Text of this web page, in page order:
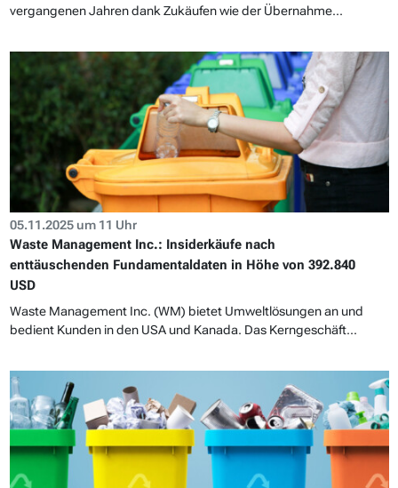
vergangenen Jahren dank Zukäufen wie der Übernahme...
05.11.2025 um 11 Uhr
Waste Management Inc.: Insiderkäufe nach
enttäuschenden Fundamentaldaten in Höhe von 392.840
USD
Waste Management Inc. (WM) bietet Umweltlösungen an und
bedient Kunden in den USA und Kanada. Das Kerngeschäft...